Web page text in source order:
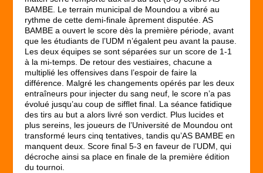
BAMBE. Le terrain municipal de Moundou a vibré au
rythme de cette demi-finale âprement disputée. AS
BAMBE a ouvert le score dès la première période, avant
que les étudiants de l’UDM n’égalent peu avant la pause.
Les deux équipes se sont séparées sur un score de 1-1
à la mi-temps. De retour des vestiaires, chacune a
multiplié les offensives dans l’espoir de faire la
différence. Malgré les changements opérés par les deux
entraîneurs pour injecter du sang neuf, le score n’a pas
évolué jusqu’au coup de sifflet final. La séance fatidique
des tirs au but a alors livré son verdict. Plus lucides et
plus sereins, les joueurs de l’Université de Moundou ont
transformé leurs cinq tentatives, tandis qu’AS BAMBE en
manquent deux. Score final 5-3 en faveur de l’UDM, qui
décroche ainsi sa place en finale de la première édition
du tournoi.